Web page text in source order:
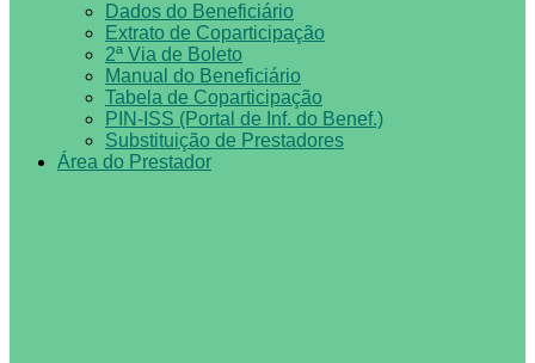
Dados do Beneficiário
Extrato de Coparticipação
2ª Via de Boleto
Manual do Beneficiário
Tabela de Coparticipação
PIN-ISS (Portal de Inf. do Benef.)
Substituição de Prestadores
Área do Prestador